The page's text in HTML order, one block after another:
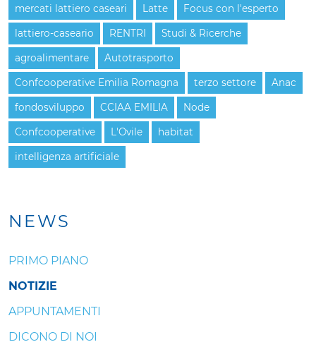
NEWS
PRIMO PIANO
NOTIZIE
APPUNTAMENTI
DICONO DI NOI
mercati lattiero caseari Latte Focus con l'esperto
lattiero-caseario RENTRI Studi & Ricerche
agroalimentare Autotrasporto
Confcooperative Emilia Romagna terzo settore Anac
fondosviluppo CCIAA EMILIA Node
Confcooperative L'Ovile habitat
intelligenza artificiale